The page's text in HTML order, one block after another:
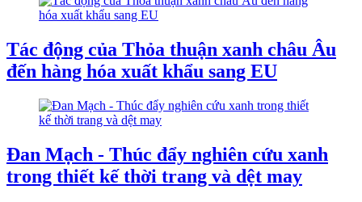
Tác động của Thỏa thuận xanh châu Âu
đến hàng hóa xuất khẩu sang EU
Đan Mạch - Thúc đẩy nghiên cứu xanh
trong thiết kế thời trang và dệt may